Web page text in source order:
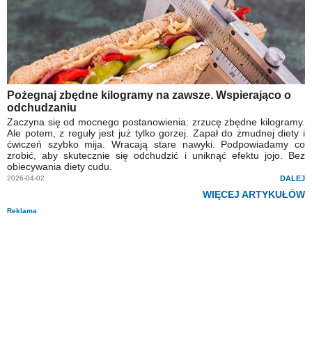
Pożegnaj zbędne kilogramy na zawsze. Wspierająco o
odchudzaniu
Zaczyna się od mocnego postanowienia: zrzucę zbędne kilogramy.
Ale potem, z reguły jest już tylko gorzej. Zapał do żmudnej diety i
ćwiczeń szybko mija. Wracają stare nawyki. Podpowiadamy co
zrobić, aby skutecznie się odchudzić i uniknąć efektu jojo. Bez
obiecywania diety cudu.
2026-04-02 DALEJ
WIĘCEJ ARTYKUŁÓW
Reklama